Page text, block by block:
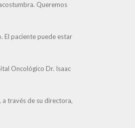
Queremos
El paciente puede estar
Oncológico Dr. Isaac
a través de su directora,